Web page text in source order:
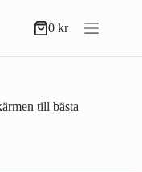
Varukorg
0kr
till bästa